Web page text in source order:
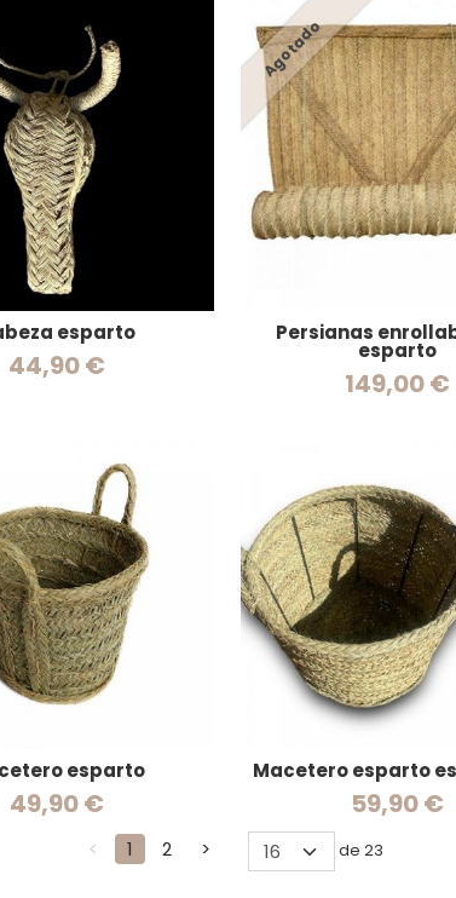
esparto
44,90 €
Agotado
Persianas
esparto
149,00 €
esparto
49,90 €
Macetero esparto
59,90 €
< 1 2 > de 23